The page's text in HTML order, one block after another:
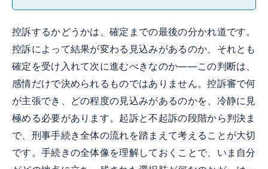
控訴するかどうかは、確定までの最後の分かれ道です。
控訴によって結果が変わる見込みがあるのか、それとも
確定を受け入れて次に進むべきなのか——この判断は、
感情だけで決められるものではありません。控訴審で何
が主張でき、どの程度の見込みがあるのかを、冷静に見
極める必要があります。起訴と不起訴の段階から判決ま
で、刑事手続き全体の流れを踏まえて考えることが大切
です。手続きの全体像を理解しておくことで、いま自分